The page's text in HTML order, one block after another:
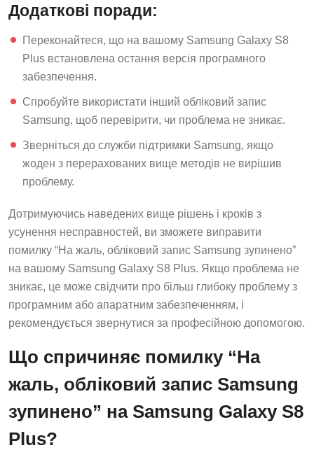
Додаткові поради:
Переконайтеся, що на вашому Samsung Galaxy S8
Plus встановлена остання версія програмного
забезпечення.
Спробуйте використати інший обліковий запис
Samsung, щоб перевірити, чи проблема не зникає.
Зверніться до служби підтримки Samsung, якщо
жоден з перерахованих вище методів не вирішив
проблему.
Дотримуючись наведених вище рішень і кроків з
усунення несправностей, ви зможете виправити
помилку “На жаль, обліковий запис Samsung зупинено”
на вашому Samsung Galaxy S8 Plus. Якщо проблема не
зникає, це може свідчити про більш глибоку проблему з
програмним або апаратним забезпеченням, і
рекомендується звернутися за професійною допомогою.
Що спричиняє помилку “На
жаль, обліковий запис Samsung
зупинено” на Samsung Galaxy S8
Plus?